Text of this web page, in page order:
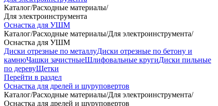
Каталог/Расходные материалы/
Для электроинструмента
Оснастка для УШМ
Каталог/Расходные материалы/Для электроинструмента/
Оснастка для УШМ
Диски отрезные по металлуДиски отрезные по бетону и
камнюЧашки зачистныеШлифовальные кругиДиски пильные
по деревуЩетки
Перейти в раздел
Оснастка для дрелей и шуруповертов
Каталог/Расходные материалы/Для электроинструмента/
Оснастка для дрелей и шуруповертов